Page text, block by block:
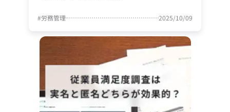
#労務管理 2025/10/09